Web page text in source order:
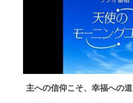
主への信仰こそ、幸福への道